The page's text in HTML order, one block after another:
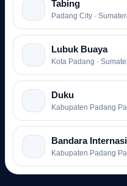
Tabing
Padang City ·
Lubuk Buaya
Kota Padang ·
Duku
Kabupaten Padang
Bandara
Kabupaten Padang